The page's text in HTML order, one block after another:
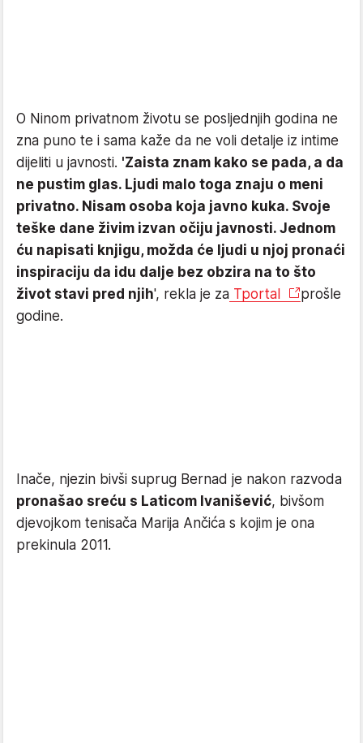
O Ninom privatnom životu se posljednjih godina ne
zna puno te i sama kaže da ne voli detalje iz intime
dijeliti u javnosti. 'Zaista znam kako se pada, a da
ne pustim glas. Ljudi malo toga znaju o meni
privatno. Nisam osoba koja javno kuka. Svoje
teške dane živim izvan očiju javnosti. Jednom
ću napisati knjigu, možda će ljudi u njoj pronaći
inspiraciju da idu dalje bez obzira na to što
život stavi pred njih', rekla je za Tportal
prošle
godine.
Inače, njezin bivši suprug Bernad je nakon razvoda
pronašao sreću s Laticom Ivanišević, bivšom
djevojkom tenisača Marija Ančića s kojim je ona
prekinula 2011.